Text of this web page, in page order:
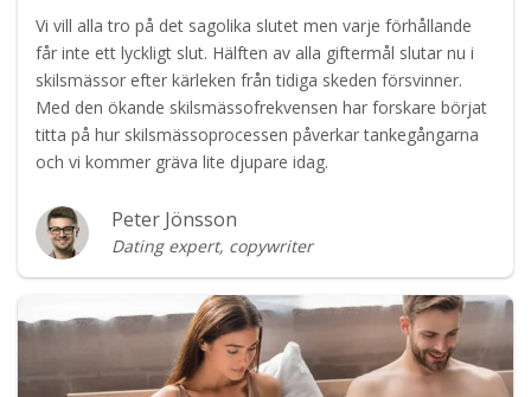
Vi vill alla tro på det sagolika slutet men varje förhållande
får inte ett lyckligt slut. Hälften av alla giftermål slutar nu i
skilsmässor efter kärleken från tidiga skeden försvinner.
Med den ökande skilsmässofrekvensen har forskare börjat
titta på hur skilsmässoprocessen påverkar tankegångarna
och vi kommer gräva lite djupare idag.
Peter Jönsson
Dating expert, copywriter